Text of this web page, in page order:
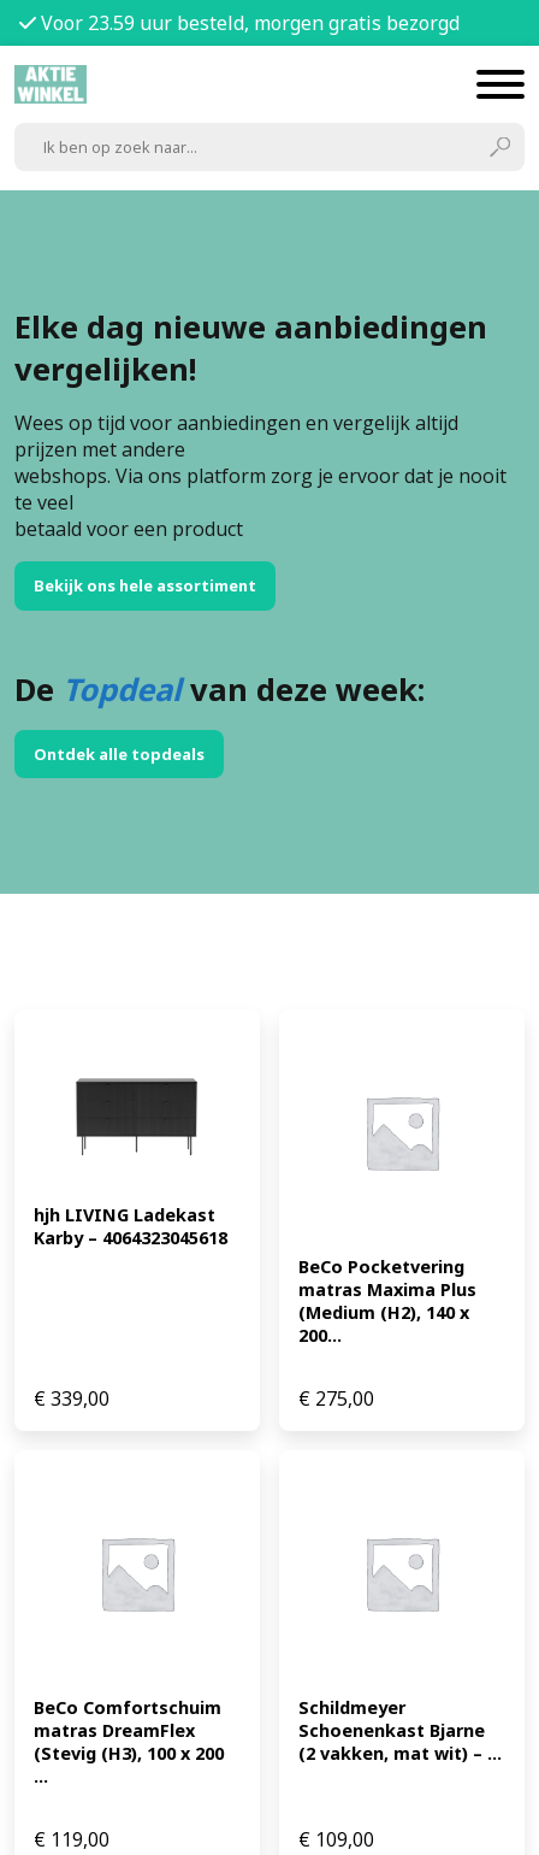
Voor 23.59 uur besteld, morgen gratis bezorgd
Elke dag nieuwe aanbiedingen
vergelijken!
Wees op tijd voor aanbiedingen en vergelijk altijd
prijzen met andere
webshops. Via ons platform zorg je ervoor dat je nooit
te veel
betaald voor een product
Bekijk ons hele assortiment
De Topdealvan deze week:
Ontdek alle topdeals
hjh LIVING Ladekast
Karby – 4064323045618
€339,00
BeCo Pocketvering
matras Maxima Plus
(Medium (H2), 140 x
200...
€ 275,00
BeCo Comfortschuim
matras DreamFlex
(Stevig (H3), 100 x 200
...
€ 119,00
Schildmeyer
Schoenenkast Bjarne
(2 vakken, mat wit) – ...
€ 109,00